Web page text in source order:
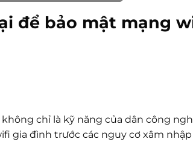
để bảo mật mạng
không chỉ là kỹ năng của dân công
gia đình trước các nguy cơ xâm